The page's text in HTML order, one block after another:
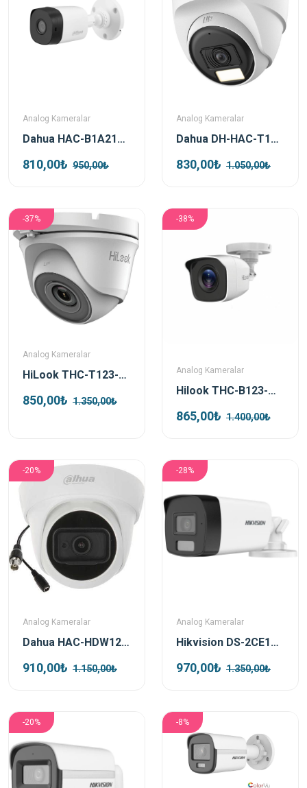
Analog Kameralar
Dahua HAC-B1A21P-A 2mp 4in1 3.6mm Sesli Bullet Güvenlik Kamerası
810,00₺ 950,00₺
Analog Kameralar
Dahua DH-HAC-T1A21-U-IL-A 2mp 2.8mm Akıllı Işık Hdcvi Sesli Dome Kamera
830,00₺ 1.050,00₺
-37%
Analog Kameralar
HiLook THC-T123-M 2 MP 2.8mm Analog Dome Güvenlik Kamerası
850,00₺ 1.350,00₺
-38%
Analog Kameralar
Hilook THC-B123-M 2MP 2.8 mm Turbo HD Bullet Kamera
865,00₺ 1.400,00₺
-20%
Analog Kameralar
Dahua HAC-HDW1200TL-A-0280B-S5 2mp AHD Dome Kamera
910,00₺ 1.150,00₺
-28%
Analog Kameralar
Hikvision DS-2CE17D0T-EXLF 2 MP 3.6mm Akıllı Hybrid Işık Analog Bullet Güvenlik Kamerası
970,00₺ 1.350,00₺
-20% -8%